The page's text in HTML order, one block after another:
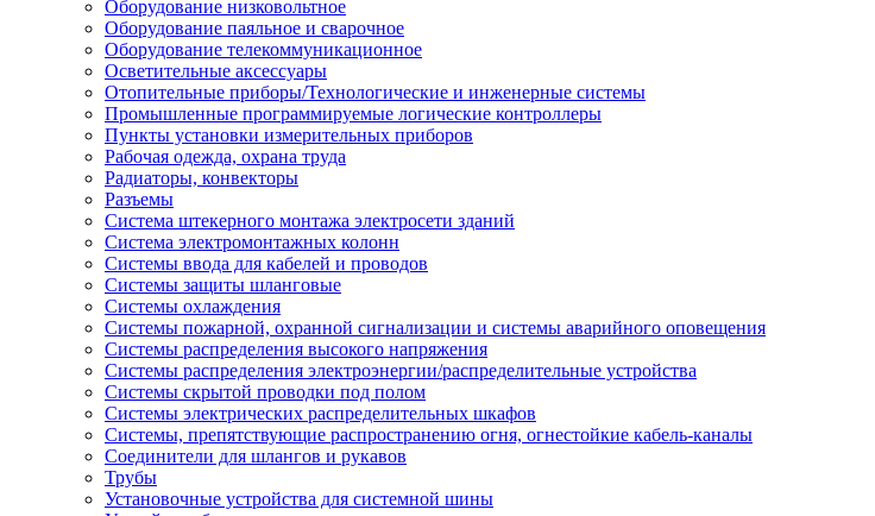
Оборудование низковольтное
Оборудование паяльное и сварочное
Оборудование телекоммуникационное
Осветительные аксессуары
Отопительные приборы/Технологические и инженерные системы
Промышленные программируемые логические контроллеры
Пункты установки измерительных приборов
Рабочая одежда, охрана труда
Радиаторы, конвекторы
Разъемы
Система штекерного монтажа электросети зданий
Система электромонтажных колонн
Системы ввода для кабелей и проводов
Системы защиты шланговые
Системы охлаждения
Системы пожарной, охранной сигнализации и системы аварийного оповещения
Системы распределения высокого напряжения
Системы распределения электроэнергии/распределительные устройства
Системы скрытой проводки под полом
Системы электрических распределительных шкафов
Системы, препятствующие распространению огня, огнестойкие кабель-каналы
Соединители для шлангов и рукавов
Трубы
Установочные устройства для системной шины